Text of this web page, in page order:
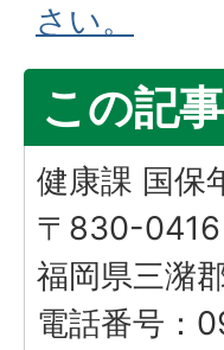
さい。
この記
健康課 国保
〒830-0416
福岡県三潴
電話番号：